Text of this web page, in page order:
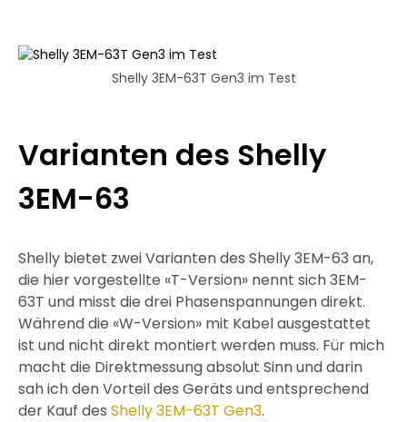
Shelly 3EM-63T Gen3 im Test
Varianten des Shelly
3EM-63
Shelly bietet zwei Varianten des Shelly 3EM-63 an,
die hier vorgestellte «T-Version» nennt sich 3EM-
63T und misst die drei Phasenspannungen direkt.
Während die «W-Version» mit Kabel ausgestattet
ist und nicht direkt montiert werden muss. Für mich
macht die Direktmessung absolut Sinn und darin
sah ich den Vorteil des Geräts und entsprechend
der Kauf des Shelly 3EM-63T Gen3.